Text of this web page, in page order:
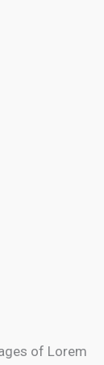
of Lorem